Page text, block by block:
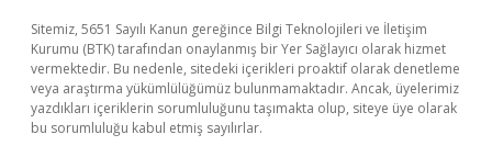
Sitemiz, 5651 Sayılı Kanun gereğince Bilgi Teknolojileri ve İletişim
Kurumu (BTK) tarafından onaylanmış bir Yer Sağlayıcı olarak hizmet
vermektedir. Bu nedenle, sitedeki içerikleri proaktif olarak denetleme
veya araştırma yükümlülüğümüz bulunmamaktadır. Ancak, üyelerimiz
yazdıkları içeriklerin sorumluluğunu taşımakta olup, siteye üye olarak
bu sorumluluğu kabul etmiş sayılırlar.